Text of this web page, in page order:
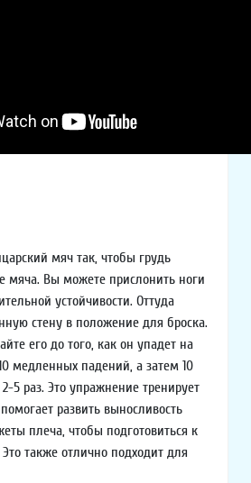
мяч так, чтобы грудь
мяча. Вы можете прислонить ноги
устойчивости. Оттуда
стену в положение для броска.
его до того, как он упадет на
медленных падений, а затем 10
5 раз. Это упражнение тренирует
развить выносливость
плеча, чтобы подготовиться к
также отлично подходит для